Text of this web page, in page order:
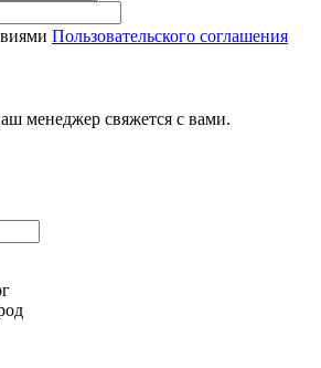
Пользовательского соглашения
менеджер свяжется с вами.